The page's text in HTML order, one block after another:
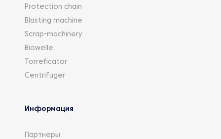
Protection chain
Blasting machine
Scrap-machinery
Biowelle
Torreficator
Centrifuger
Информация
Партнеры